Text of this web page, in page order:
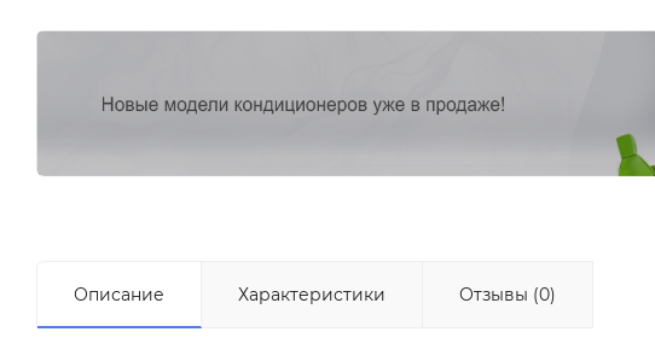
Описание Характеристики Отзывы (0)